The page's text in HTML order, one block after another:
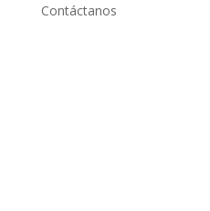
Contáctanos